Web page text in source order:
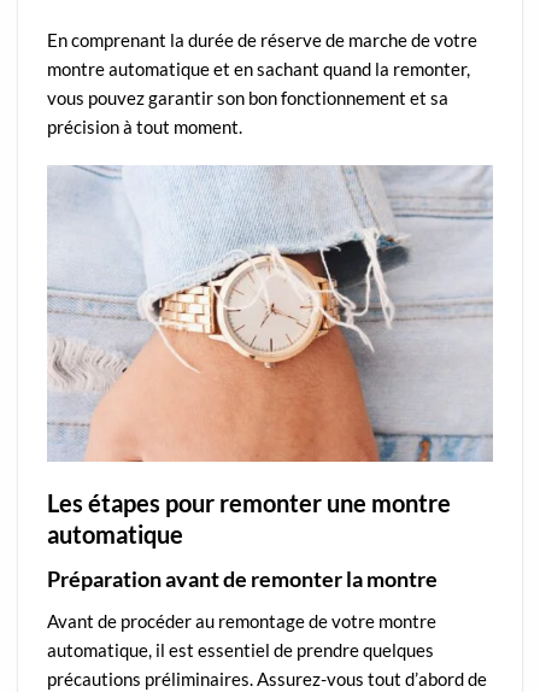
En comprenant la durée de réserve de marche de votre
montre automatique et en sachant quand la remonter,
vous pouvez garantir son bon fonctionnement et sa
précision à tout moment.
Les étapes pour remonter une montre
automatique
Préparation avant de remonter la montre
Avant de procéder au remontage de votre montre
automatique, il est essentiel de prendre quelques
précautions préliminaires. Assurez-vous tout d’abord de